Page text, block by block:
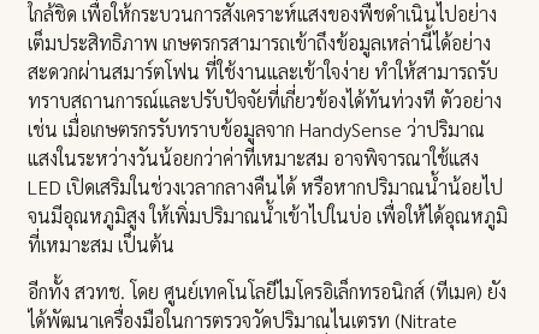
ใกล้ชิด เพื่อให้กระบวนการสังเคราะห์แสงของพืชดำเนินไปอย่าง
เต็มประสิทธิภาพ เกษตรกรสามารถเข้าถึงข้อมูลเหล่านี้ได้อย่าง
สะดวกผ่านสมาร์ตโฟน ที่ใช้งานและเข้าใจง่าย ทำให้สามารถรับ
ทราบสถานการณ์และปรับปัจจัยที่เกี่ยวข้องได้ทันท่วงที ตัวอย่าง
เช่น เมื่อเกษตรกรรับทราบข้อมูลจาก HandySense ว่าปริมาณ
แสงในระหว่างวันน้อยกว่าค่าที่เหมาะสม อาจพิจารณาใช้แสง
LED เปิดเสริมในช่วงเวลากลางคืนได้ หรือหากปริมาณน้ำน้อยไป
จนมีอุณหภูมิสูง ให้เพิ่มปริมาณน้ำเข้าไปในบ่อ เพื่อให้ได้อุณหภูมิ
ที่เหมาะสม เป็นต้น
อีกทั้ง สวทช. โดย ศูนย์เทคโนโลยีไมโครอิเล็กทรอนิกส์ (ทีเมค) ยัง
ได้พัฒนาเครื่องมือในการตรวจวัดปริมาณไนเตรท (Nitrate